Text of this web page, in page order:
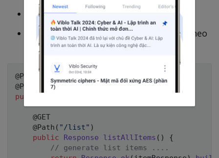
Entry point API :
@Produces : response data về client theo
content type là application/json
@Path
)
@Produces( MediaType APPLICATION_JSON
public
@GET
@Path ( "/list" )
public
Response listAllItems ( )
{
// generate list items ....